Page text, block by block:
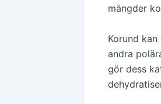
mängder
Korund
andra
gör dess